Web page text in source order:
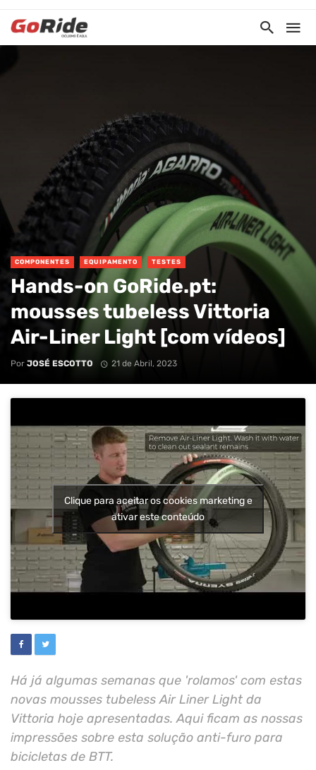
COMPONENTES EQUIPAMENTO TESTES
Hands-on GoRide.pt:
mousses tubeless Vittoria
Air-Liner Light [com vídeos]
Por JOSÉ ESCOTTO 21 de Abril, 2023
Clique para aceitar os cookies marketing e
ativar este conteúdo
Há já algumas semanas que 'rolamos' com estas
novas mousses tubeless Air Liner Light da
Vittoria hoje apresentadas. Aqui ficam as nossas
impressões sobre esta solução anti-furo para
bicicletas de BTT.